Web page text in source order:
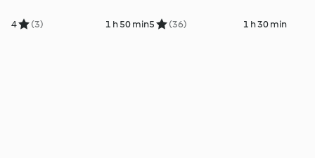
4 (3) 1 h 50 min5 (36) 1 h 30 min